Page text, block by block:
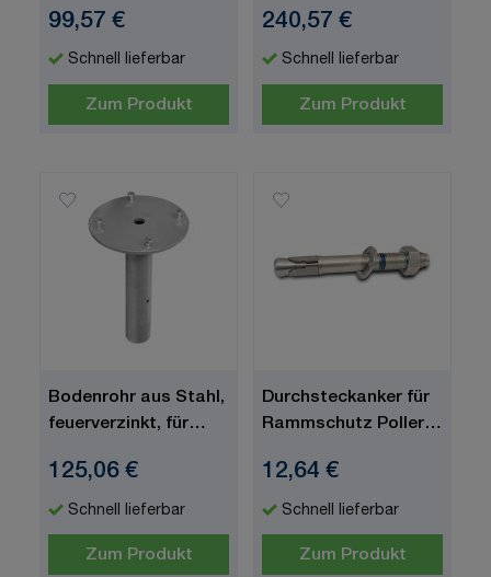
99,57 €
Schnell lieferbar
Zum Produkt
240,57 €
Schnell lieferbar
Zum Produkt
Bodenrohr aus Stahl,
feuerverzinkt, für
SWING
125,06 €
Schnell lieferbar
Zum Produkt
Durchsteckanker für
Rammschutz Poller
Rammschutz Bügel
XL
12,64 €
Schnell lieferbar
Zum Produkt